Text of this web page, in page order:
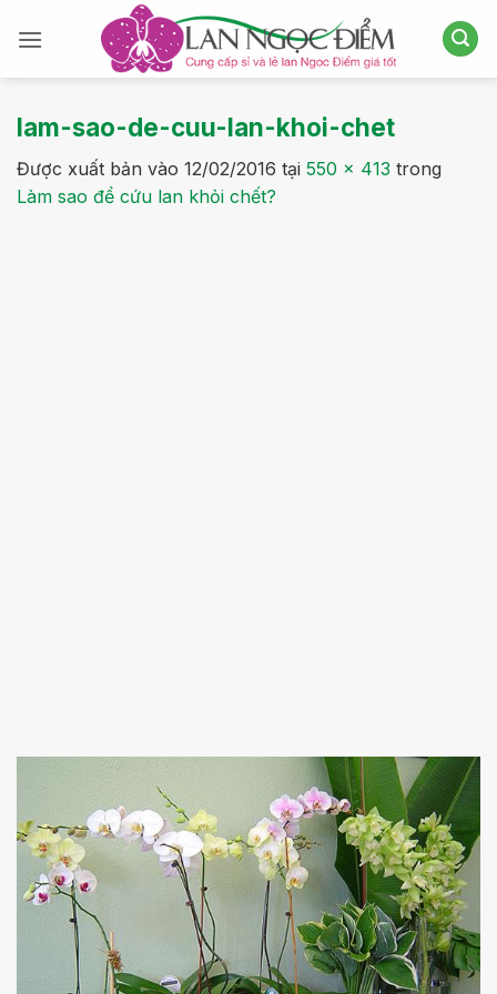
qua
lam-sao-de-cuu-lan-khoi-chet
Được xuất bản vào 12/02/2016 tại 550 × 413 trong
Làm sao để cứu lan khỏi chết?